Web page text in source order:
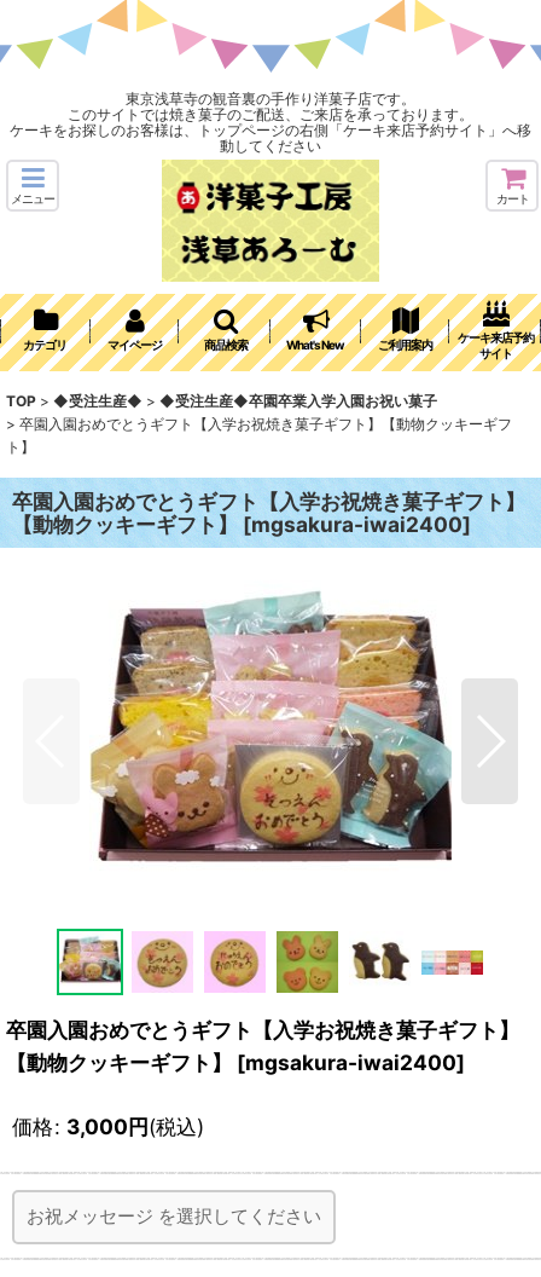
東京浅草寺の観音裏の手作り洋菓子店です。
このサイトでは焼き菓子のご配送、ご来店を承っております。
ケーキをお探しのお客様は、トップページの右側「ケーキ来店予約サイト」へ移
動してください
メニュー カート
カテゴリ マイページ 商品検索 What's New ご利用案内
ケーキ来店予約
サイト
TOP > ◆受注生産◆ > ◆受注生産◆卒園卒業入学入園お祝い菓子
> 卒園入園おめでとうギフト【入学お祝焼き菓子ギフト】【動物クッキーギフ
ト】
卒園入園おめでとうギフト【入学お祝焼き菓子ギフト】
【動物クッキーギフト】 [mgsakura-iwai2400]
卒園入園おめでとうギフト【入学お祝焼き菓子ギフト】
【動物クッキーギフト】
[mgsakura-iwai2400]
価格: 3,000円(税込)
お祝メッセージ を選択してください